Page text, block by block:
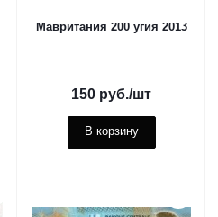
Мавритания 200 угия 2013
150 руб./шт
В корзину